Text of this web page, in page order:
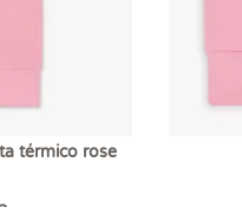
térmico rose